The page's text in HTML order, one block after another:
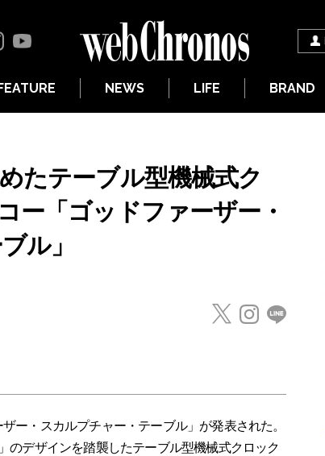
NEWS LIFE BRAND
たテーブル型機械式ク
ー「ゴッドファーザー・
ル」
ー・スカルプチャー・テーブル」が発表された。
のデザインを踏襲したテーブル型機械式クロック